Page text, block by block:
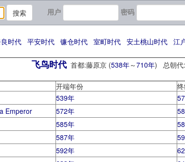
搜索 用户 密码
时代 平安时代 镰仓时代 室町时代 安土桃山时代 江
飞鸟时代 首都:藤原京 (538年～710年) 总朝代:
开端年份
539年
Emperor 572年
585年
587年
592年